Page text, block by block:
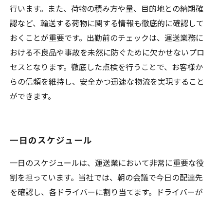
行います。また、荷物の積み方や量、目的地との納期確
認など、輸送する荷物に関する情報も徹底的に確認して
おくことが重要です。出勤前のチェックは、運送業務に
おける不良品や事故を未然に防ぐために欠かせないプロ
セスとなります。徹底した点検を行うことで、お客様か
らの信頼を維持し、安全かつ迅速な物流を実現すること
ができます。
一日のスケジュール
一日のスケジュールは、運送業において非常に重要な役
割を担っています。当社では、朝の会議で今日の配達先
を確認し、各ドライバーに割り当てます。ドライバーが